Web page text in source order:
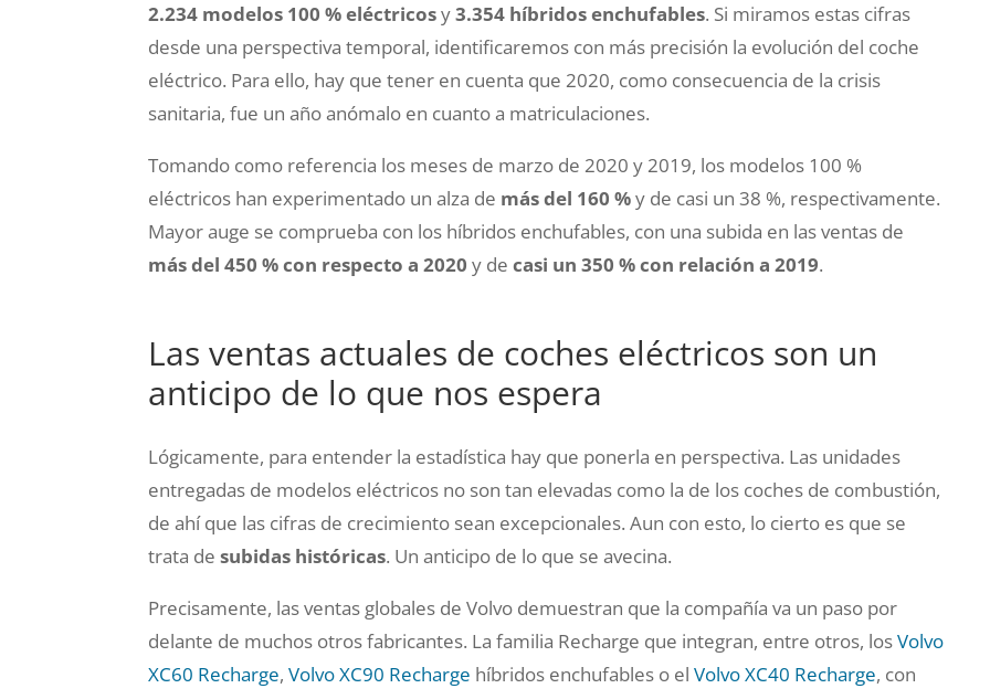
2.234 modelos 100 % eléctricosy3.354 híbridos enchufables. Si miramos estas cifras
desde una perspectiva temporal, identificaremos con más precisión la evolución del coche
eléctrico. Para ello, hay que tener en cuenta que 2020, como consecuencia de la crisis
sanitaria, fue un año anómalo en cuanto a matriculaciones.
Tomando como referencia los meses de marzo de 2020 y 2019, los modelos 100 %
eléctricos han experimentado un alza de más del 160 %y de casi un 38 %, respectivamente.
Mayor auge se comprueba con los híbridos enchufables, con una subida en las ventas de
más del 450 % con respecto a 2020 y decasi un 350 % con relación a 2019.
Las ventas actuales de coches eléctricos son un
anticipo de lo que nos espera
Lógicamente, para entender la estadística hay que ponerla en perspectiva. Las unidades
entregadas de modelos eléctricos no son tan elevadas como la de los coches de combustión,
de ahí que las cifras de crecimiento sean excepcionales. Aun con esto, lo cierto es que se
trata desubidas históricas. Un anticipo de lo que se avecina.
Precisamente, las ventas globales de Volvo demuestran que la compañía va un paso por
delante de muchos otros fabricantes. La familia Recharge que integran, entre otros, losVolvo
XC60 Recharge,Volvo XC90 Recharge híbridos enchufables o elVolvo XC40 Recharge, con